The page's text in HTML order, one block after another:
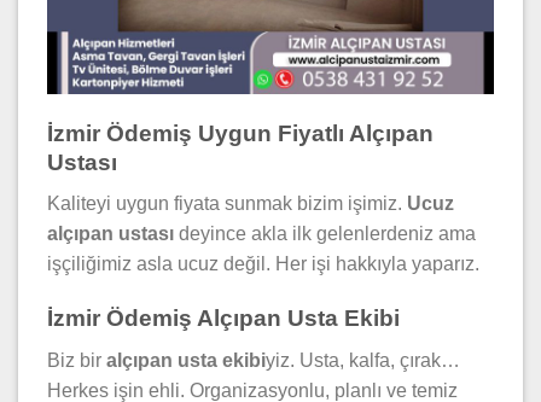
İzmir Ödemiş Uygun Fiyatlı Alçıpan
Ustası
Kaliteyi uygun fiyata sunmak bizim işimiz. Ucuz
alçıpan ustası deyince akla ilk gelenlerdeniz ama
işçiliğimiz asla ucuz değil. Her işi hakkıyla yaparız.
İzmir Ödemiş Alçıpan Usta Ekibi
Biz bir alçıpan usta ekibiyiz. Usta, kalfa, çırak…
Herkes işin ehli. Organizasyonlu, planlı ve temiz